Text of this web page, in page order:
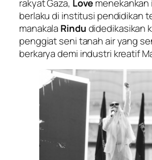
rakyat Gaza, Love
berlaku di institusi pendidikan
manakala Rindudidedikasikan
penggiat seni tanah air yang
berkarya demi industri kreatif